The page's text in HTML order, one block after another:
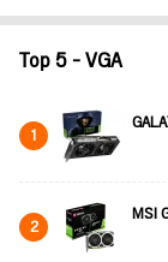
Top 5 - VGA
1
2 MSI